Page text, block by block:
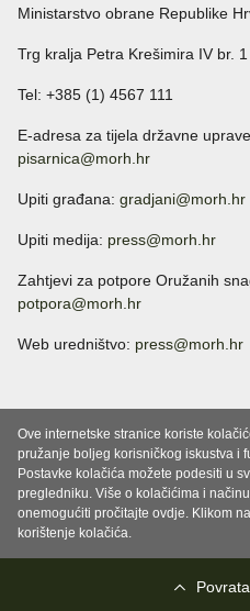
Ministarstvo obrane Republike
Trg kralja Petra Krešimira IV br.
Tel: +385 (1) 4567 111
E-adresa za tijela državne
pisarnica@morh.hr
Upiti građana: gradjani@morh.hr
Upiti medija: press@morh.hr
Zahtjevi za potpore Oružanih
potpora@morh.hr
Web uredništvo: press@morh.hr
Ove internetske stranice koriste
pružanje boljeg korisničkog iskustva i
Postavke kolačića možete podesiti u
pregledniku. Više o kolačićima i
onemogućiti pročitajte ovdje. Klikom
korištenje kolačića.